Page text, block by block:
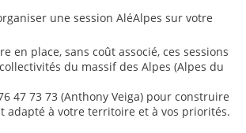
une session AléAlpes sur votre
en place, sans coût associé, ces sessions
du massif des Alpes (Alpes du
47 73 73 (Anthony Veiga) pour construire
adapté à votre territoire et à vos priorités.